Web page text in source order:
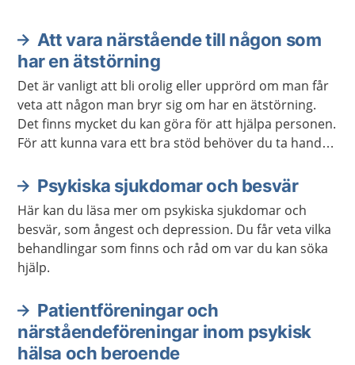
Aktuella artiklar
Att vara närstående till någon som
har en ätstörning
Det är vanligt att bli orolig eller upprörd om man får
veta att någon man bryr sig om har en ätstörning.
Det finns mycket du kan göra för att hjälpa personen.
För att kunna vara ett bra stöd behöver du ta hand
Psykiska sjukdomar och besvär
Här kan du läsa mer om psykiska sjukdomar och
besvär, som ångest och depression. Du får veta vilka
behandlingar som finns och råd om var du kan söka
hjälp.
Patientföreningar och
närståendeföreningar inom psykisk
hälsa och beroende